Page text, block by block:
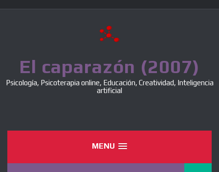
El caparazón (2007)
Psicología, Psicoterapia online, Educación, Creatividad, Inteligencia
artificial
MENU